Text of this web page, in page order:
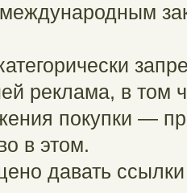
реклама, в том
покупки —
в этом.
давать